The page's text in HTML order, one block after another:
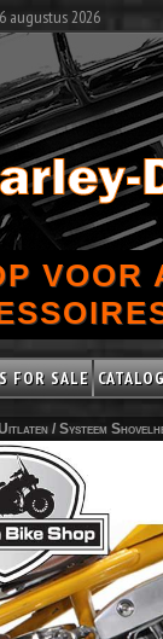
augustus 2026
VOOR
FOR SALE
/ Systeem